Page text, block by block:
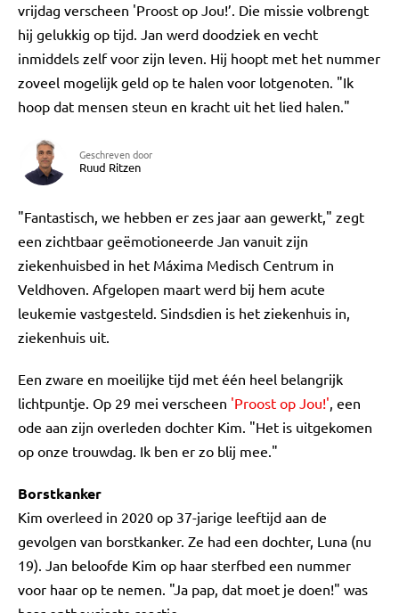
vrijdag verscheen 'Proost op Jou!’. Die missie volbrengt
hij gelukkig op tijd. Jan werd doodziek en vecht
inmiddels zelf voor zijn leven. Hij hoopt met het nummer
zoveel mogelijk geld op te halen voor lotgenoten. "Ik
hoop dat mensen steun en kracht uit het lied halen."
Geschreven door
Ruud Ritzen
"Fantastisch, we hebben er zes jaar aan gewerkt," zegt
een zichtbaar geëmotioneerde Jan vanuit zijn
ziekenhuisbed in het Máxima Medisch Centrum in
Veldhoven. Afgelopen maart werd bij hem acute
leukemie vastgesteld. Sindsdien is het ziekenhuis in,
ziekenhuis uit.
Een zware en moeilijke tijd met één heel belangrijk
lichtpuntje. Op 29 mei verscheen 'Proost op Jou!', een
ode aan zijn overleden dochter Kim. "Het is uitgekomen
op onze trouwdag. Ik ben er zo blij mee."
Borstkanker
Kim overleed in 2020 op 37-jarige leeftijd aan de
gevolgen van borstkanker. Ze had een dochter, Luna (nu
19). Jan beloofde Kim op haar sterfbed een nummer
voor haar op te nemen. "Ja pap, dat moet je doen!" was